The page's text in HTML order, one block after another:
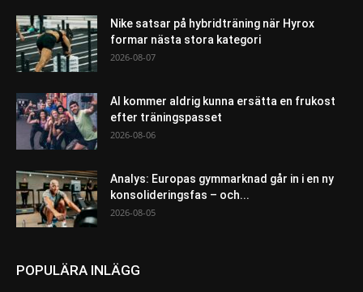
Nike satsar på hybridträning när Hyrox
formar nästa stora kategori
2026-08-07
AI kommer aldrig kunna ersätta en frukost
efter träningspasset
2026-08-06
Analys: Europas gymmarknad går in i en ny
konsolideringsfas – och...
2026-08-05
POPULÄRA INLÄGG